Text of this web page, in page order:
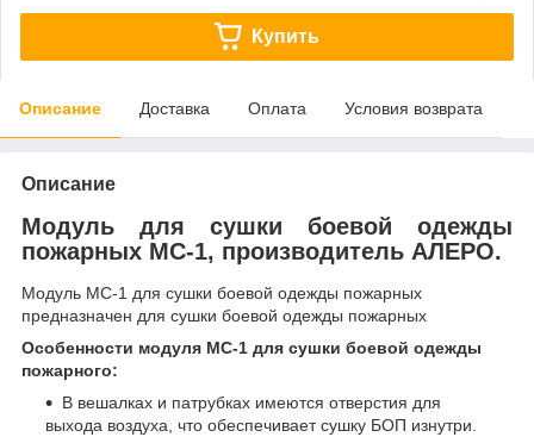
Купить
Описание Доставка Оплата Условия возврата
Описание
Модуль для сушки боевой одежды
пожарных МС-1, производитель АЛЕРО.
Модуль МС-1 для сушки боевой одежды пожарных
предназначен для сушки боевой одежды пожарных
Особенности модуля МС-1 для сушки боевой одежды
пожарного:
В вешалках и патрубках имеются отверстия для
выхода воздуха, что обеспечивает сушку БОП изнутри.